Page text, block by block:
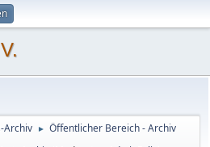
Archiv ► Öffentlicher Bereich - Archiv